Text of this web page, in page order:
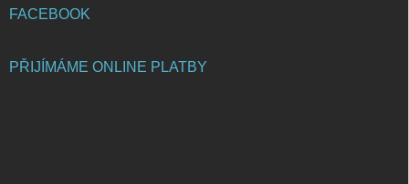
FACEBOOK
PŘIJÍMÁME ONLINE PLATBY